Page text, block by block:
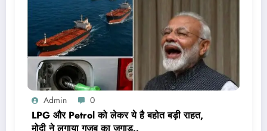
Admin 0
LPG और Petrol को लेकर ये है बहोत बड़ी राहत,
मोदी ने लगाया गजब का जुगाड़..